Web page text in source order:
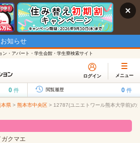
知らせ
ン・アパート・学生会館・学生寮検索サイト
ログイン メニュー
0 件 閲覧履歴 0 件
本県 > 熊本市中央区 > 12787(ユニエトワール熊本大学前)の
クマエ